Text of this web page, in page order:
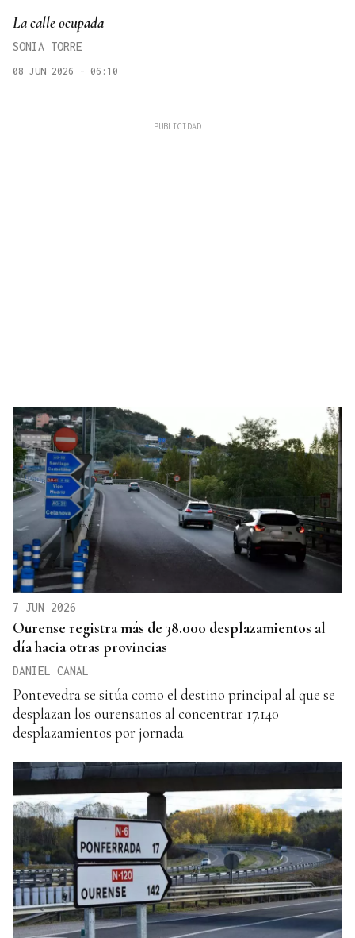
La calle ocupada
SONIA TORRE
08 JUN 2026 - 06:10
7 JUN 2026
Ourense registra más de 38.000 desplazamientos al
día hacia otras provincias
DANIEL CANAL
Pontevedra se sitúa como el destino principal al que se
desplazan los ourensanos al concentrar 17.140
desplazamientos por jornada